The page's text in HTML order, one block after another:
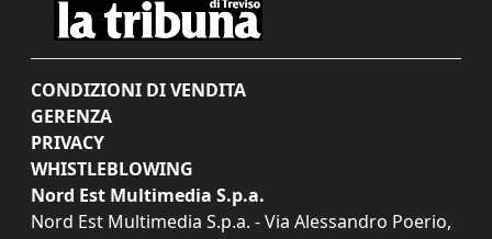
CONDIZIONI DI VENDITA
GERENZA
PRIVACY
WHISTLEBLOWING
Nord Est Multimedia S.p.a.
Nord Est Multimedia S.p.a. - Via Alessandro Poerio,